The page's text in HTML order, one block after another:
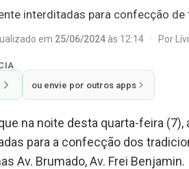
interditadas para confecção
em 25/06/2024 às 12:14 · Por
ou envie por outros apps
na noite desta quarta-feira
para a confecção dos
Av. Brumado, Av. Frei Benjamin.